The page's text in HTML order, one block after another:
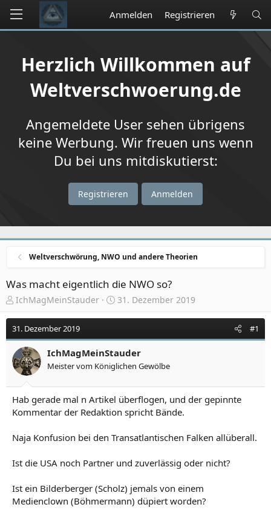
Anmelden Registrieren
Herzlich Willkommen auf
Weltverschwoerung.de
Angemeldete User sehen übrigens
keine Werbung. Wir freuen uns wenn
Du bei uns mitdiskutierst:
Registrieren Anmelden
Weltverschwörung, NWO und andere Theorien
Was macht eigentlich die NWO so?
E
s
t
l
l
r
IchMagMeinStauder
E
s
l
l
a
m
31. Dezember 2019
31. Dezember 2019 #1
IchMagMeinStauder
Meister vom Königlichen Gewölbe
Hab gerade mal n Artikel überflogen, und der gepinnte
Kommentar der Redaktion spricht Bände.
Naja Konfusion bei den Transatlantischen Falken allüberall.
Ist die USA noch Partner und zuverlässig oder nicht?
Ist ein Bilderberger (Scholz) jemals von einem
Medienclown (Böhmermann) düpiert worden?